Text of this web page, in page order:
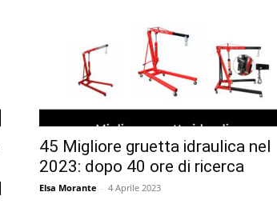
45 Migliore gruetta idraulica nel
2023: dopo 40 ore di ricerca
Elsa Morante - 4 Aprile 2023